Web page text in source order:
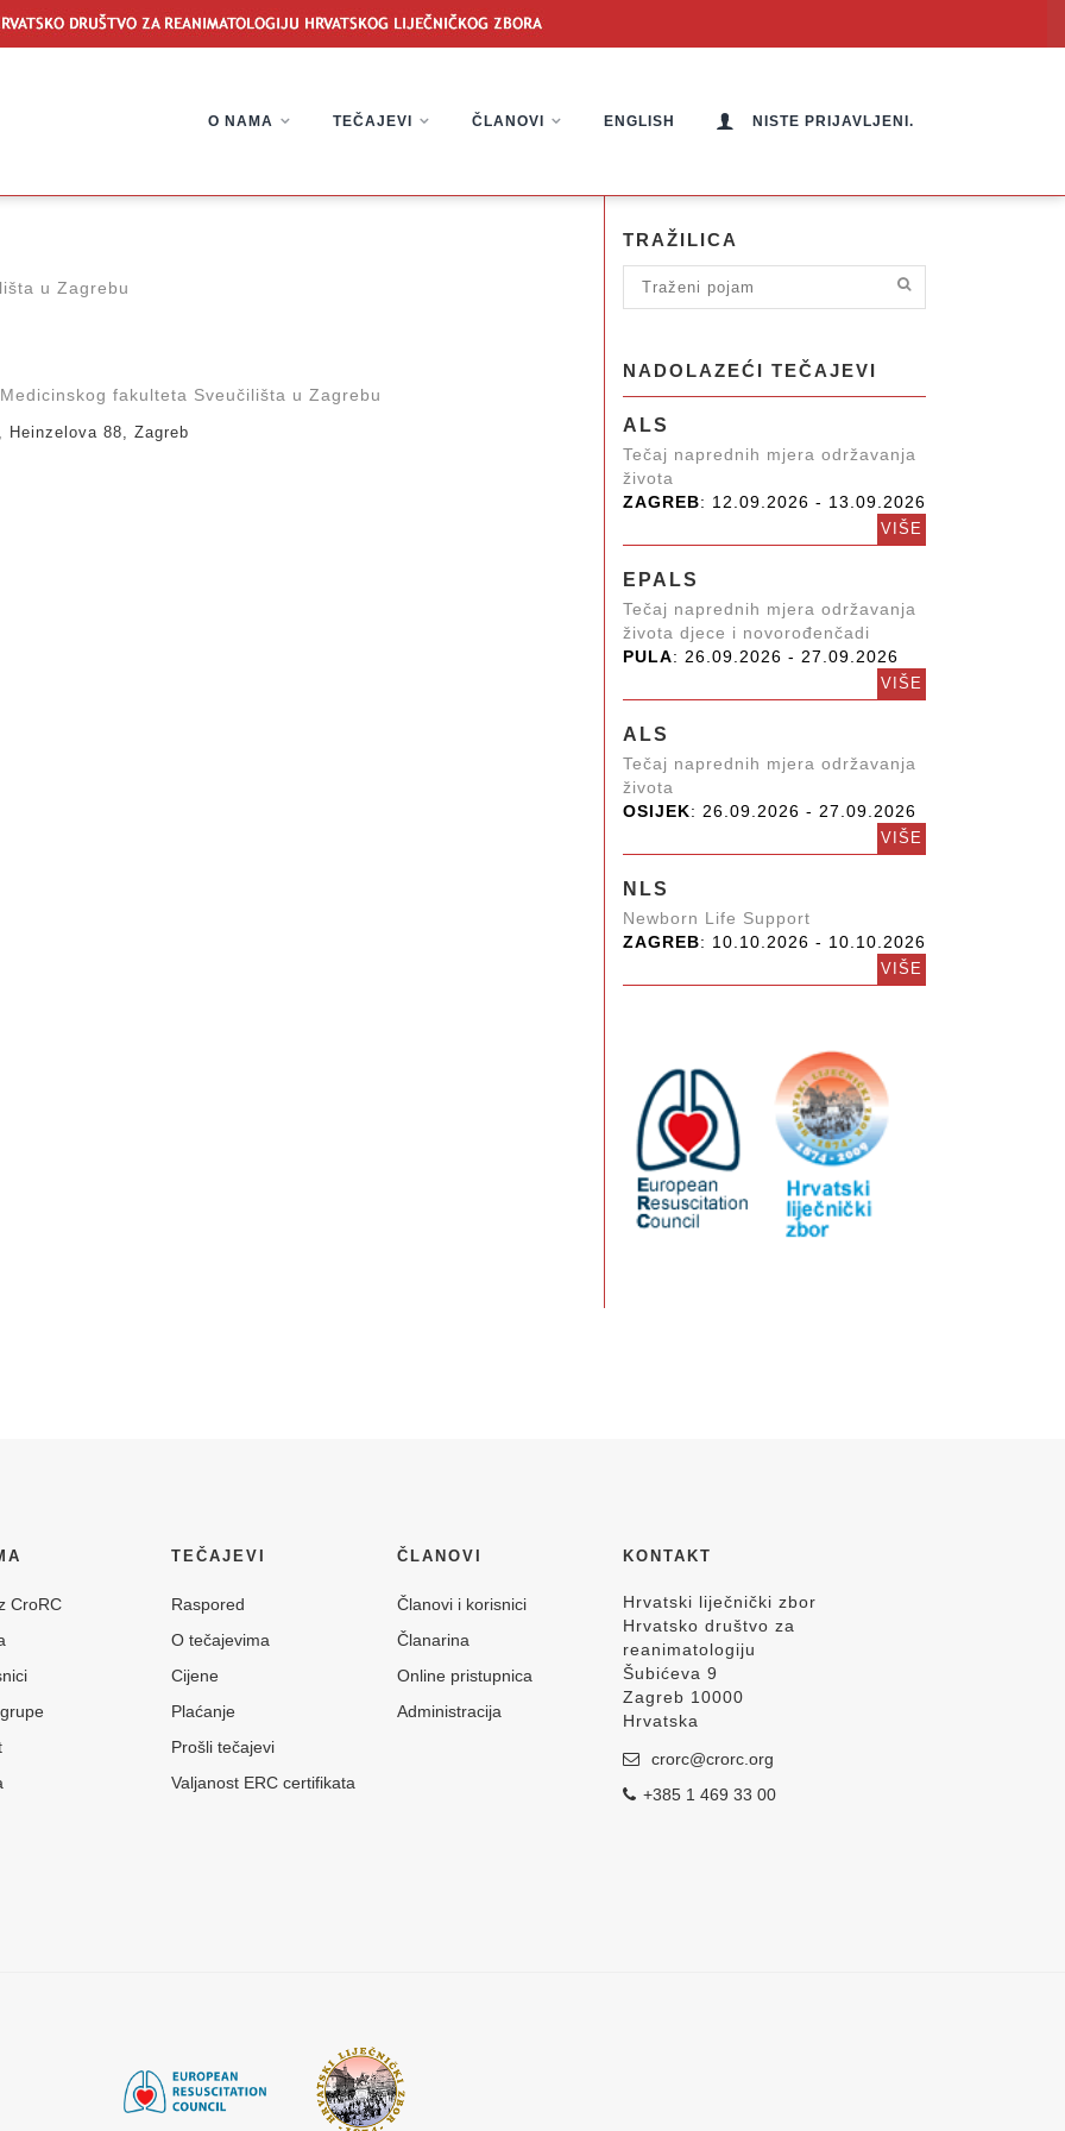
O NAMA TEČAJEVI ČLANOVI ENGLISH NISTE PRIJAVLJENI.
u Zagrebu
fakulteta Sveučilišta u Zagrebu
Heinzelova 88, Zagreb
TRAŽILICA
NADOLAZEĆI TEČAJEVI
ALS
Tečaj naprednih mjera održavanja
života
ZAGREB: 12.09.2026 - 13.09.2026
VIŠE
EPALS
Tečaj naprednih mjera održavanja
života djece i novorođenčadi
PULA: 26.09.2026 - 27.09.2026
VIŠE
ALS
Tečaj naprednih mjera održavanja
života
OSIJEK: 26.09.2026 - 27.09.2026
VIŠE
NLS
Newborn Life Support
ZAGREB: 10.10.2026 - 10.10.2026
VIŠE
CroRC
TEČAJEVI
Raspored
O tečajevima
Cijene
Plaćanje
Prošli tečajevi
Valjanost ERC certifikata
ČLANOVI
Članovi i korisnici
Članarina
Online pristupnica
Administracija
KONTAKT
Hrvatski liječnički zbor
Hrvatsko društvo za
reanimatologiju
Šubićeva 9
Zagreb 10000
Hrvatska
crorc@crorc.org
+385 1 469 33 00